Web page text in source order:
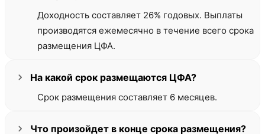
Доходность составляет 26% годовых. Выплаты
производятся ежемесячно в течение всего срока
размещения ЦФА.
На какой срок размещаются ЦФА?
Срок размещения составляет 6 месяцев.
Что произойдет в конце срока размещения?